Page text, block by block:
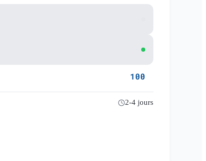
100
2-4 jours